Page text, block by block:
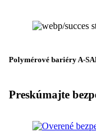
Polymérové bariéry A-
Preskúmajte